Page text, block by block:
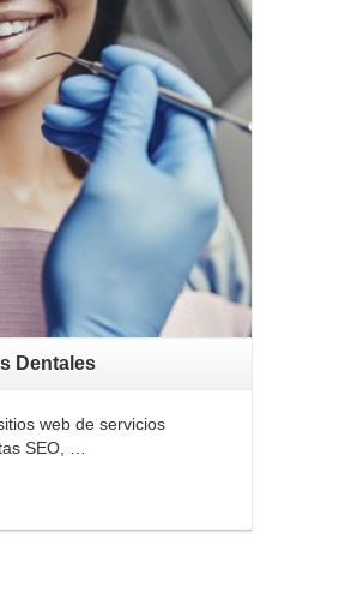
Dentales
web de servicios
SEO, …